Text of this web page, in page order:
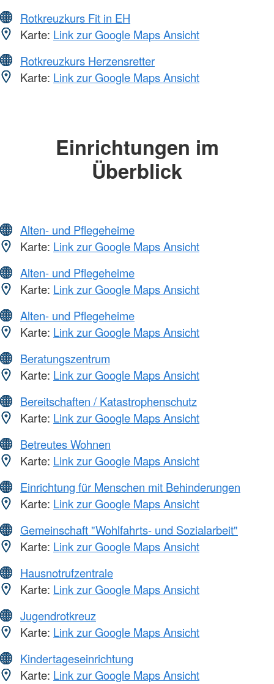
Rotkreuzkurs Fit in EH
Karte: Link zur Google Maps Ansicht
Rotkreuzkurs Herzensretter
Karte: Link zur Google Maps Ansicht
Einrichtungen im
Überblick
Alten- und Pflegeheime
Karte: Link zur Google Maps Ansicht
Alten- und Pflegeheime
Karte: Link zur Google Maps Ansicht
Alten- und Pflegeheime
Karte: Link zur Google Maps Ansicht
Beratungszentrum
Karte: Link zur Google Maps Ansicht
Bereitschaften / Katastrophenschutz
Karte: Link zur Google Maps Ansicht
Betreutes Wohnen
Karte: Link zur Google Maps Ansicht
Einrichtung für Menschen mit Behinderungen
Karte: Link zur Google Maps Ansicht
Gemeinschaft "Wohlfahrts- und Sozialarbeit"
Karte: Link zur Google Maps Ansicht
Hausnotrufzentrale
Karte: Link zur Google Maps Ansicht
Jugendrotkreuz
Karte: Link zur Google Maps Ansicht
Kindertageseinrichtung
Karte: Link zur Google Maps Ansicht